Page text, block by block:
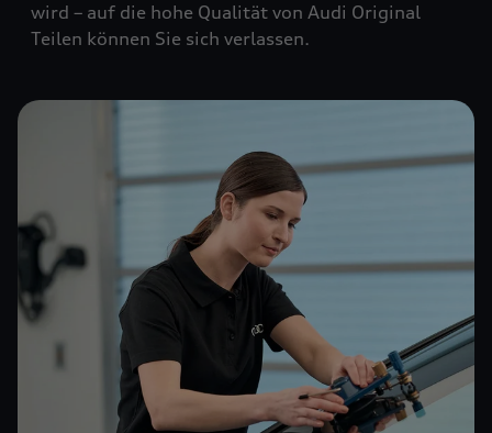
wird – auf die hohe Qualität von Audi Original
Teilen können Sie sich verlassen.